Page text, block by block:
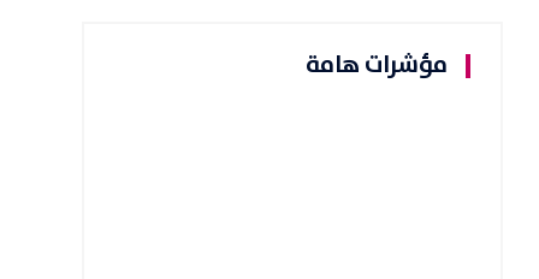
مؤشرات هامة